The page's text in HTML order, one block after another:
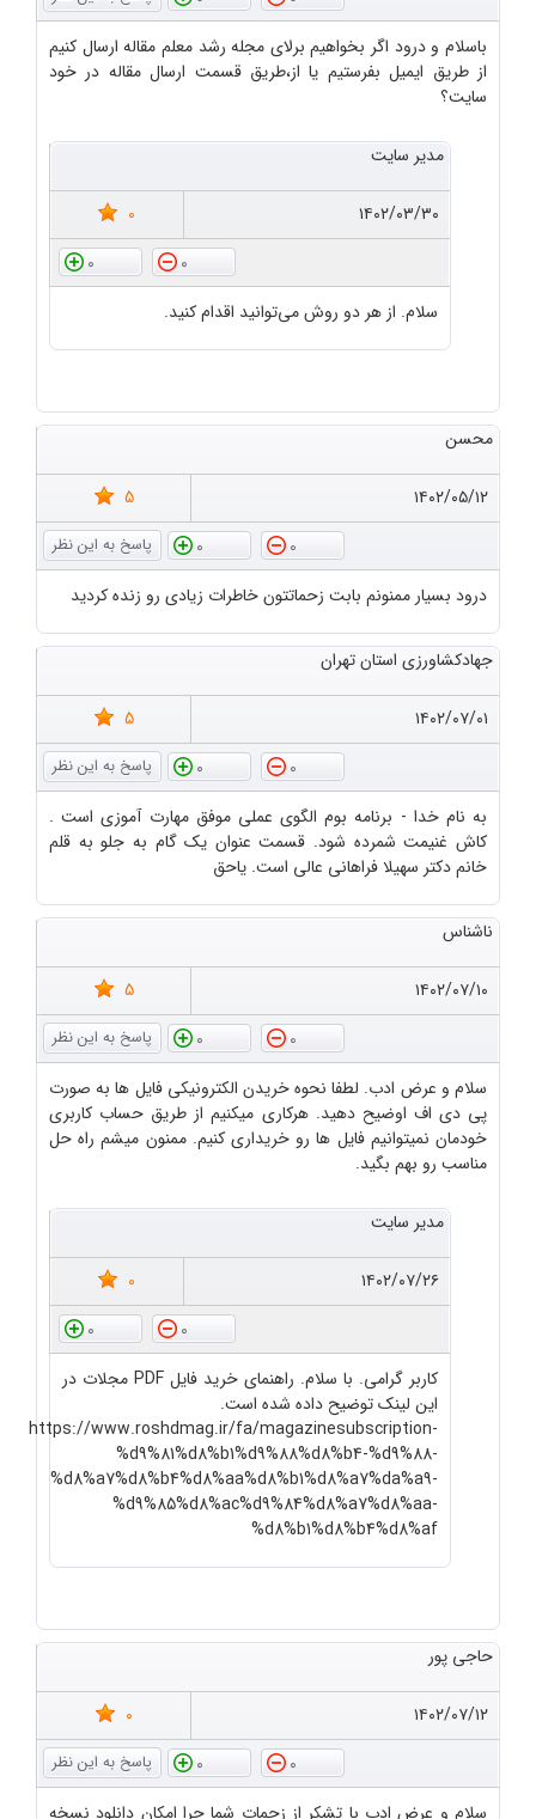
باسلام و درود اگر بخواهیم برلای مجله رشد معلم مقاله ارسال کنیم
از طریق ایمیل بفرستیم یا از،طریق قسمت ارسال مقاله در خود
سایت؟
مدیر سایت
۱۴۰۲/۰۳/۳۰
0
0
0
سلام. از هر دو روش می‌توانید اقدام کنید.
محسن
۱۴۰۲/۰۵/۱۲
5
0
0
درود بسیار ممنونم بابت زحماتتون خاطرات زیادی رو زنده کردید
جهادکشاورزی استان تهران
۱۴۰۲/۰۷/۰۱
5
0
0
به نام خدا - برنامه بوم الگوی عملی موفق مهارت آموزی است .
کاش غنیمت شمرده شود. قسمت عنوان یک گام به جلو به قلم
خانم دکتر سهیلا فراهانی عالی است. یاحق
ناشناس
۱۴۰۲/۰۷/۱۰
5
0
0
سلام و عرض ادب. لطفا نحوه خریدن الکترونیکی فایل ها به صورت
پی دی اف اوضیح دهید. هرکاری میکنیم از طریق حساب کاربری
خودمان نمیتوانیم فایل ها رو خریداری کنیم. ممنون میشم راه حل
مناسب رو بهم بگید.
مدیر سایت
۱۴۰۲/۰۷/۲۶
0
0
0
کاربر گرامی. با سلام. راهنمای خرید فایل PDF مجلات در
این لینک توضیح داده شده است.
https://www.roshdmag.ir/fa/magazinesubscription-
%d9%81%d8%b1%d9%88%d8%b4-%d9%88-
%d8%a7%d8%b4%d8%aa%d8%b1%d8%a7%da%a9-
%d9%85%d8%ac%d9%84%d8%a7%d8%aa-
%d8%b1%d8%b4%d8%af
حاجی پور
۱۴۰۲/۰۷/۱۲
0
0
0
سلام و عرض ادب با تشکر از زحمات شما چرا امکان دانلود نسخه